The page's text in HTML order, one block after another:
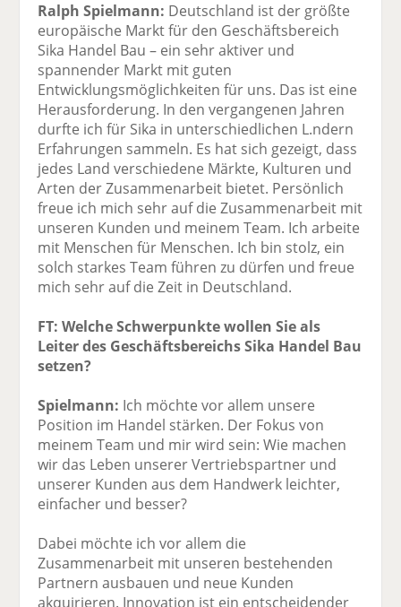
Ralph Spielmann: Deutschland ist der größte
europäische Markt für den Geschäftsbereich
Sika Handel Bau – ein sehr aktiver und
spannender Markt mit guten
Entwicklungsmöglichkeiten für uns. Das ist eine
Herausforderung. In den vergangenen Jahren
durfte ich für Sika in unterschiedlichen L.ndern
Erfahrungen sammeln. Es hat sich gezeigt, dass
jedes Land verschiedene Märkte, Kulturen und
Arten der Zusammenarbeit bietet. Persönlich
freue ich mich sehr auf die Zusammenarbeit mit
unseren Kunden und meinem Team. Ich arbeite
mit Menschen für Menschen. Ich bin stolz, ein
solch starkes Team führen zu dürfen und freue
mich sehr auf die Zeit in Deutschland.
FT: Welche Schwerpunkte wollen Sie als
Leiter des Geschäftsbereichs Sika Handel Bau
setzen?
Spielmann: Ich möchte vor allem unsere
Position im Handel stärken. Der Fokus von
meinem Team und mir wird sein: Wie machen
wir das Leben unserer Vertriebspartner und
unserer Kunden aus dem Handwerk leichter,
einfacher und besser?
Dabei möchte ich vor allem die
Zusammenarbeit mit unseren bestehenden
Partnern ausbauen und neue Kunden
akquirieren. Innovation ist ein entscheidender